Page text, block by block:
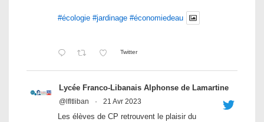
#écologie #jardinage #économiedeau
Twitter
Lycée Franco-Libanais Alphonse de Lamartine
@lfltliban · 21 Avr 2023
Les élèves de CP retrouvent le plaisir du